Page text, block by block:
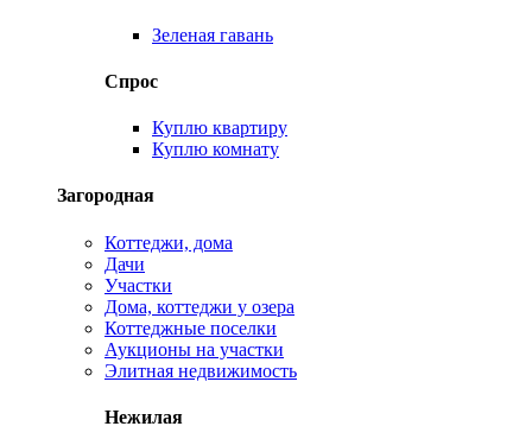
Зеленая гавань
Спрос
Куплю квартиру
Куплю комнату
Загородная
Коттеджи, дома
Дачи
Участки
Дома, коттеджи у озера
Коттеджные поселки
Аукционы на участки
Элитная недвижимость
Нежилая